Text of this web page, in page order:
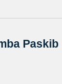
Paskib